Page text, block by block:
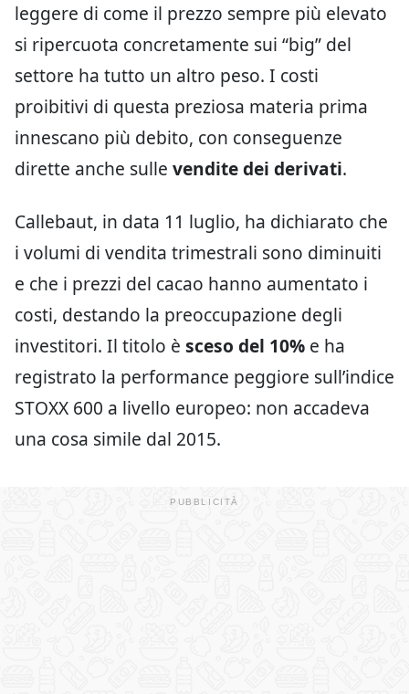
leggere di come il prezzo sempre più elevato
si ripercuota concretamente sui “big” del
settore ha tutto un altro peso. I costi
proibitivi di questa preziosa materia prima
innescano più debito, con conseguenze
dirette anche sulle vendite dei derivati.
Callebaut, in data 11 luglio, ha dichiarato che
i volumi di vendita trimestrali sono diminuiti
e che i prezzi del cacao hanno aumentato i
costi, destando la preoccupazione degli
investitori. Il titolo è sceso del 10% e ha
registrato la performance peggiore sull’indice
STOXX 600 a livello europeo: non accadeva
una cosa simile dal 2015.